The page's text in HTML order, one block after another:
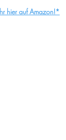
hier auf Amazon!*